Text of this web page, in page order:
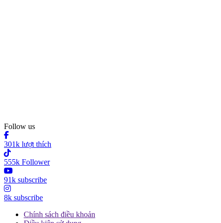
Follow us
301k lượt thích
555k Follower
91k subscribe
8k subscribe
Chính sách điều khoản